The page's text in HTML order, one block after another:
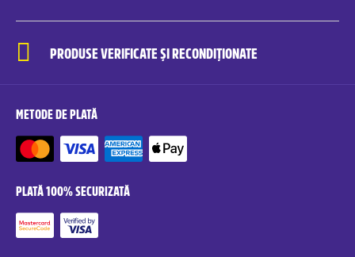
PRODUSE VERIFICATE ȘI RECONDIȚIONATE
METODE DE PLATĂ
PLATĂ 100% SECURIZATĂ